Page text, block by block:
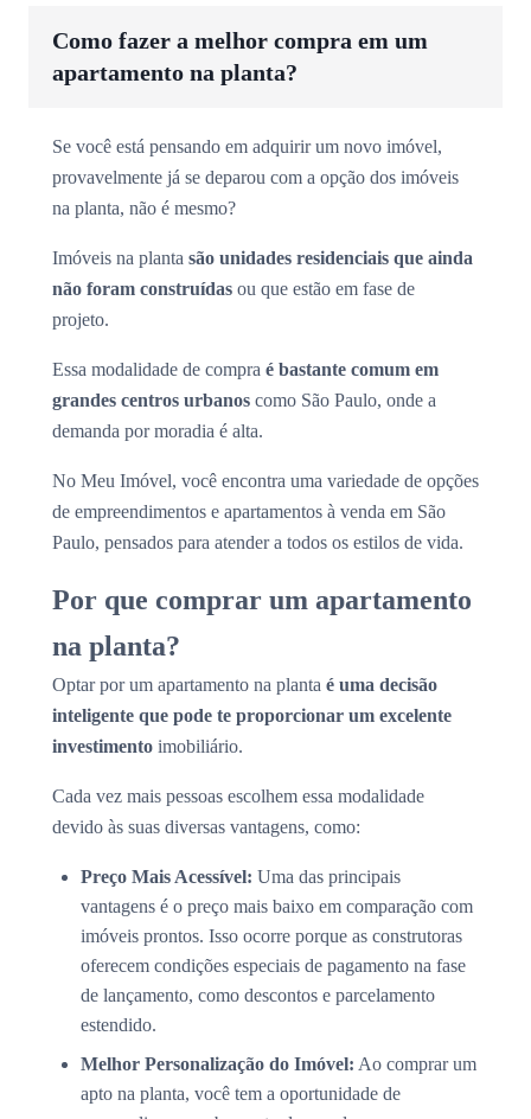
Como fazer a melhor compra em um
apartamento na planta?
Se você está pensando em adquirir um novo imóvel,
provavelmente já se deparou com a opção dos imóveis
na planta, não é mesmo?
Imóveis na planta são unidades residenciais que ainda
não foram construídas ou que estão em fase de
projeto.
Essa modalidade de compra é bastante comum em
grandes centros urbanos como São Paulo, onde a
demanda por moradia é alta.
No Meu Imóvel, você encontra uma variedade de opções
de empreendimentos e apartamentos à venda em São
Paulo, pensados para atender a todos os estilos de vida.
Por que comprar um apartamento
na planta?
Optar por um apartamento na planta é uma decisão
inteligente que pode te proporcionar um excelente
investimento imobiliário.
Cada vez mais pessoas escolhem essa modalidade
devido às suas diversas vantagens, como:
Preço Mais Acessível: Uma das principais
vantagens é o preço mais baixo em comparação com
imóveis prontos. Isso ocorre porque as construtoras
oferecem condições especiais de pagamento na fase
de lançamento, como descontos e parcelamento
estendido.
Melhor Personalização do Imóvel: Ao comprar um
apto na planta, você tem a oportunidade de